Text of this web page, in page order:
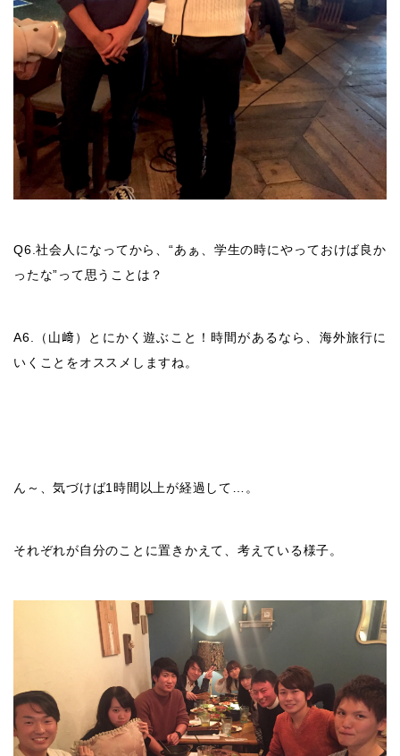
Q6.社会人になってから、“あぁ、学生の時にやっておけば良か
ったな”って思うことは？
A6.（山﨑）とにかく遊ぶこと！時間があるなら、海外旅行に
いくことをオススメしますね。
ん～、気づけば1時間以上が経過して…。
それぞれが自分のことに置きかえて、考えている様子。